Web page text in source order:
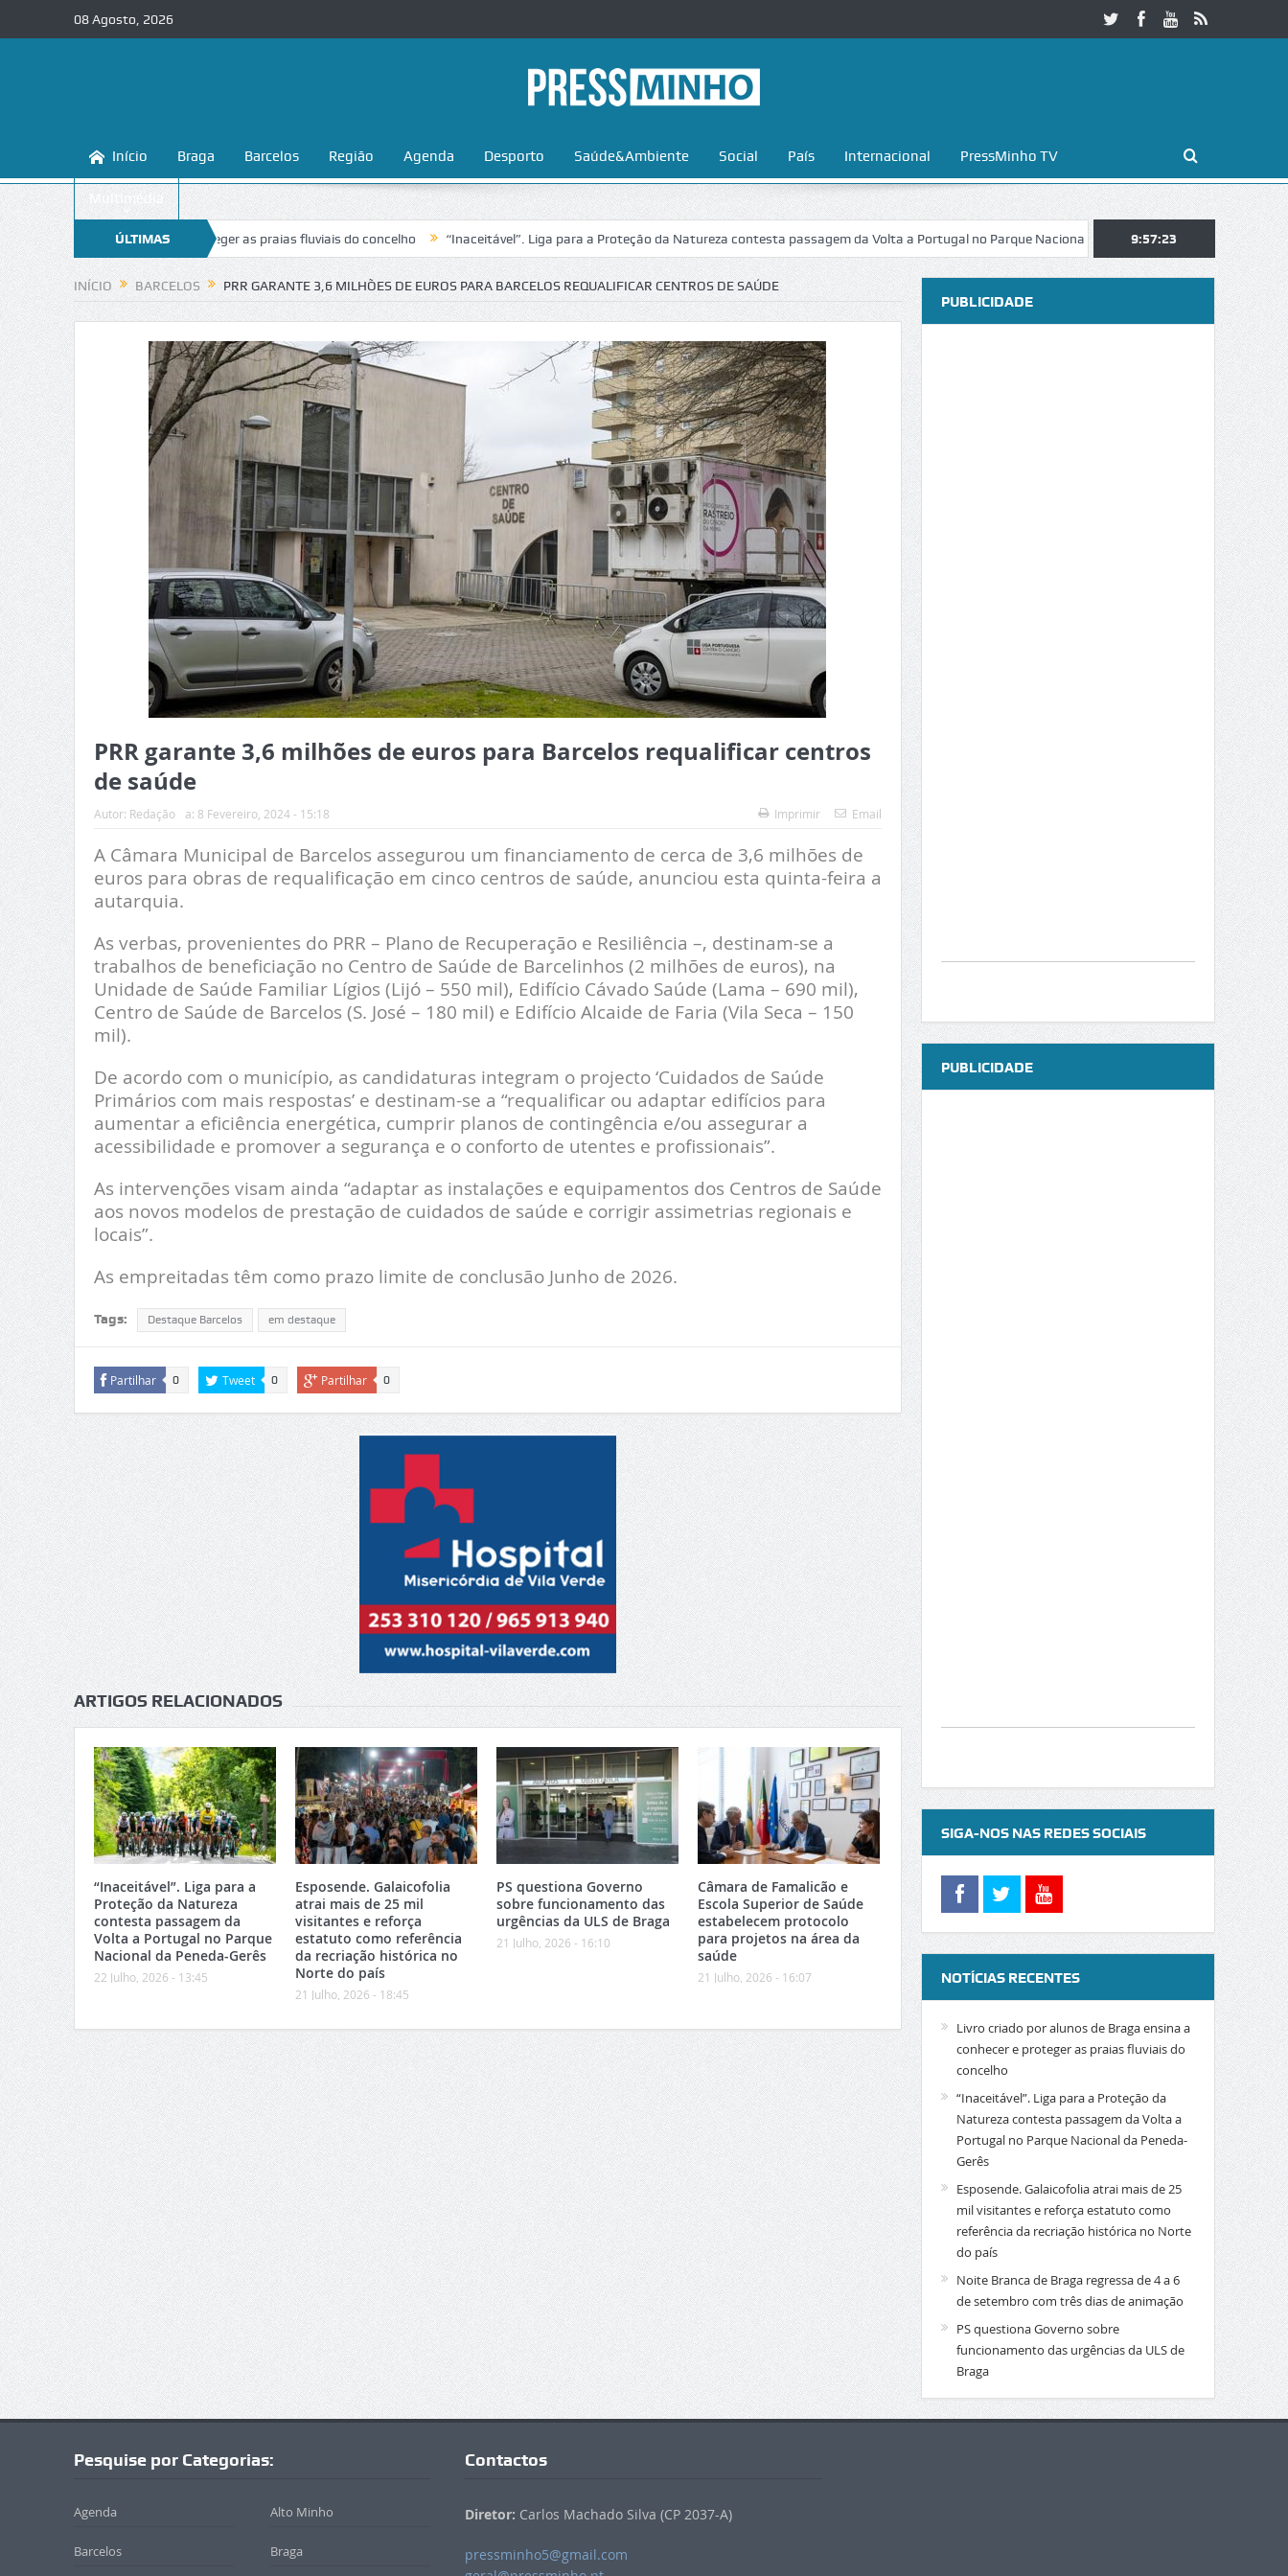
08 Agosto, 2026
Início Braga Barcelos Região Agenda Desporto Saúde&Ambiente Social País Internacional PressMinho TV
Multimédia
ÚLTIMAS
NOTÍCIAS
ensina a conhecer e proteger as praias fluviais do concelho “Inaceitável”. Liga para a Proteção da Natureza contesta passagem da Volta a Portugal no Parque Nacional da Peneda-Gerês Esposende.
9:57:24
INÍCIO BARCELOS PRR GARANTE 3,6 MILHÕES DE EUROS PARA BARCELOS REQUALIFICAR CENTROS DE SAÚDE
PRR garante 3,6 milhões de euros para Barcelos requalificar centros
de saúde
Autor: Redação a: 8 Fevereiro, 2024 - 15:18 Imprimir Email
A Câmara Municipal de Barcelos assegurou um financiamento de cerca de 3,6 milhões de
euros para obras de requalificação em cinco centros de saúde, anunciou esta quinta-feira a
autarquia.
As verbas, provenientes do PRR – Plano de Recuperação e Resiliência –, destinam-se a
trabalhos de beneficiação no Centro de Saúde de Barcelinhos (2 milhões de euros), na
Unidade de Saúde Familiar Lígios (Lijó – 550 mil), Edifício Cávado Saúde (Lama – 690 mil),
Centro de Saúde de Barcelos (S. José – 180 mil) e Edifício Alcaide de Faria (Vila Seca – 150
mil).
De acordo com o município, as candidaturas integram o projecto ‘Cuidados de Saúde
Primários com mais respostas’ e destinam-se a “requalificar ou adaptar edifícios para
aumentar a eficiência energética, cumprir planos de contingência e/ou assegurar a
acessibilidade e promover a segurança e o conforto de utentes e profissionais”.
As intervenções visam ainda “adaptar as instalações e equipamentos dos Centros de Saúde
aos novos modelos de prestação de cuidados de saúde e corrigir assimetrias regionais e
locais”.
As empreitadas têm como prazo limite de conclusão Junho de 2026.
Tags: Destaque Barcelos em destaque
Partilhar 0 Tweet 0 Partilhar 0
ARTIGOS RELACIONADOS
“Inaceitável”. Liga para a
Proteção da Natureza
contesta passagem da
Volta a Portugal no Parque
Nacional da Peneda-Gerês
22 Julho, 2026 - 13:45
Esposende. Galaicofolia
atrai mais de 25 mil
visitantes e reforça
estatuto como referência
da recriação histórica no
Norte do país
21 Julho, 2026 - 18:45
PS questiona Governo
sobre funcionamento das
urgências da ULS de Braga
21 Julho, 2026 - 16:10
Câmara de Famalicão e
Escola Superior de Saúde
estabelecem protocolo
para projetos na área da
saúde
21 Julho, 2026 - 16:07
PUBLICIDADE
PUBLICIDADE
SIGA-NOS NAS REDES SOCIAIS
NOTÍCIAS RECENTES
Livro criado por alunos de Braga ensina a
conhecer e proteger as praias fluviais do
concelho
“Inaceitável”. Liga para a Proteção da
Natureza contesta passagem da Volta a
Portugal no Parque Nacional da Peneda-
Gerês
Esposende. Galaicofolia atrai mais de 25
mil visitantes e reforça estatuto como
referência da recriação histórica no Norte
do país
Noite Branca de Braga regressa de 4 a 6
de setembro com três dias de animação
PS questiona Governo sobre
funcionamento das urgências da ULS de
Braga
Pesquise por Categorias:
Agenda Alto Minho
Barcelos Braga
Contactos
Diretor: Carlos Machado Silva (CP 2037-A)
pressminho5@gmail.com